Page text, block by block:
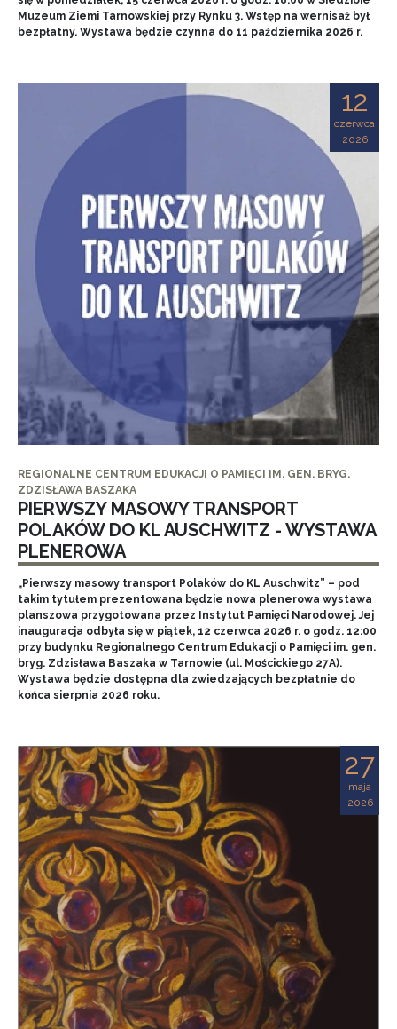
Muzeum Ziemi Tarnowskiej przy Rynku 3. Wstęp na wernisaż był
bezpłatny. Wystawa będzie czynna do 11 października 2026 r.
12
czerwca
2026
REGIONALNE CENTRUM EDUKACJI O PAMIĘCI IM. GEN. BRYG.
ZDZISŁAWA BASZAKA
PIERWSZY MASOWY TRANSPORT
POLAKÓW DO KL AUSCHWITZ - WYSTAWA
PLENEROWA
„Pierwszy masowy transport Polaków do KL Auschwitz” – pod
takim tytułem prezentowana będzie nowa plenerowa wystawa
planszowa przygotowana przez Instytut Pamięci Narodowej. Jej
inauguracja odbyła się w piątek, 12 czerwca 2026 r. o godz. 12:00
przy budynku Regionalnego Centrum Edukacji o Pamięci im. gen.
bryg. Zdzisława Baszaka w Tarnowie (ul. Mościckiego 27A).
Wystawa będzie dostępna dla zwiedzających bezpłatnie do
końca sierpnia 2026 roku.
27
maja
2026